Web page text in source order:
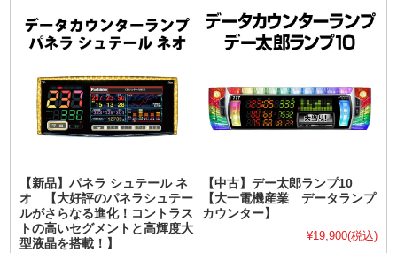
【新品】パネラ シュテール ネ
オ 【大好評のパネラシュテー
ルがさらなる進化！コントラス
トの高いセグメントと高輝度大
型液晶を搭載！】
【中古】デー太郎ランプ10
【大一電機産業 データランプ
カウンター】
¥19,900(税込)